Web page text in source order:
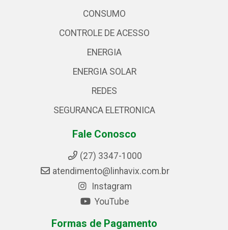
CONSUMO
CONTROLE DE ACESSO
ENERGIA
ENERGIA SOLAR
REDES
SEGURANCA ELETRONICA
Fale Conosco
(27) 3347-1000
atendimento@linhavix.com.br
Instagram
YouTube
Formas de Pagamento